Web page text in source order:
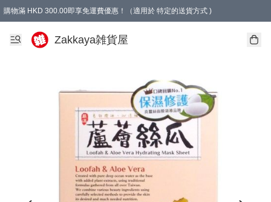
購物滿 HKD 300.00即享免運費優惠！（適用於 特定的送貨方式 )
Zakkaya雑貨屋